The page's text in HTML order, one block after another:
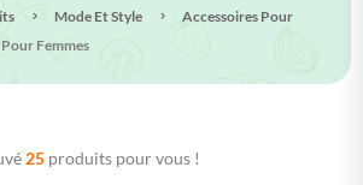
Mode Et Style
Accessoires Pour
Femmes
25 produits pour vous !